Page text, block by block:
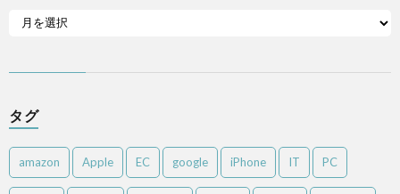
タグ
amazon Apple EC google iPhone IT PC